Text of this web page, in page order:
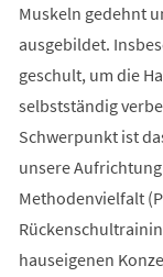
Muskeln gedehnt
ausgebildet.
geschult, um die
selbstständig
Schwerpunkt ist
unsere
Methodenvielfalt
hauseigenen